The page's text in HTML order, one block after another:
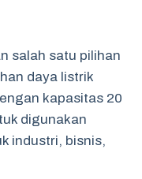
salah satu pilihan
daya listrik
kapasitas 20
digunakan
industri, bisnis,